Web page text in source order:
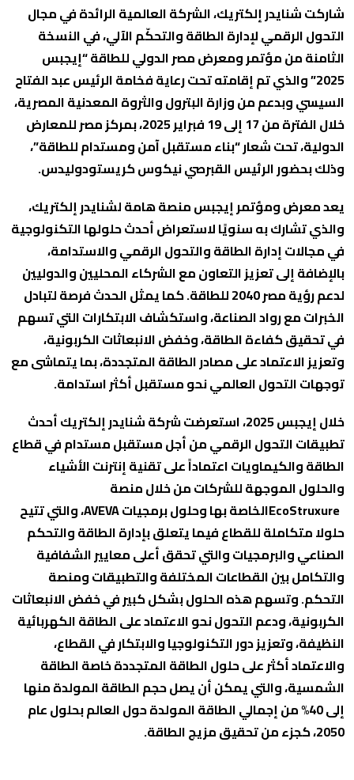
شاركت شنايدر إلكتريك، الشركة العالمية الرائدة في مجال
التحول الرقمي لإدارة الطاقة والتحكّم الآلي، في النسخة
الثامنة من مؤتمر ومعرض مصر الدولي للطاقة “إيجبس
2025” والذي تم إقامته تحت رعاية فخامة الرئيس عبد الفتاح
السيسي وبدعم من وزارة البترول والثروة المعدنية المصرية،
خلال الفترة من 17 إلى 19 فبراير 2025، بمركز مصر للمعارض
الدولية، تحت شعار “بناء مستقبل آمن ومستدام للطاقة”،
وذلك بحضور الرئيس القبرصي نيكوس كريستودوليدس.
يعد معرض ومؤتمر إيجبس منصة هامة لشنايدر إلكتريك،
والذي تشارك به سنويًا لاستعراض أحدث حلولها التكنولوجية
في مجالات إدارة الطاقة والتحول الرقمي والاستدامة،
بالإضافة إلى تعزيز التعاون مع الشركاء المحليين والدوليين
لدعم رؤية مصر 2040 للطاقة. كما يمثل الحدث فرصة لتبادل
الخبرات مع رواد الصناعة، واستكشاف الابتكارات التي تسهم
في تحقيق كفاءة الطاقة، وخفض الانبعاثات الكربونية،
وتعزيز الاعتماد على مصادر الطاقة المتجددة، بما يتماشى مع
توجهات التحول العالمي نحو مستقبل أكثر استدامة.
خلال إيجبس 2025، استعرضت شركة شنايدر إلكتريك أحدث
تطبيقات التحول الرقمي من أجل مستقبل مستدام في قطاع
الطاقة والكيماويات اعتماداً على تقنية إنترنت الأشياء
والحلول الموجهة للشركات من خلال منصة
EcoStruxureالخاصة بها وحلول برمجيات AVEVA، والتي تتيح
حلولا متكاملة للقطاع فيما يتعلق بإدارة الطاقة والتحكم
الصناعي والبرمجيات والتي تحقق أعلى معايير الشفافية
والتكامل بين القطاعات المختلفة والتطبيقات ومنصة
التحكم. وتسهم هذه الحلول بشكل كبير في خفض الانبعاثات
الكربونية، ودعم التحول نحو الاعتماد على الطاقة الكهربائية
النظيفة، وتعزيز دور التكنولوجيا والابتكار في القطاع،
والاعتماد أكثر على حلول الطاقة المتجددة خاصة الطاقة
الشمسية، والتي يمكن أن يصل حجم الطاقة المولدة منها
إلى 40% من إجمالي الطاقة المولدة حول العالم بحلول عام
2050، كجزء من تحقيق مزيج الطاقة.